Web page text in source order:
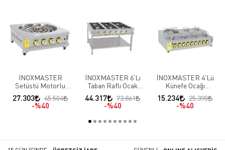
İNOXMASTER
Setüstü Motorlu
Börek Ocağı
27.303
45.504
%40
İNOXMASTER 6'Lı
Taban Raflı Ocak
Gazlı/LPG
44.317
73.861
%40
İNOXMASTER 4'Lü
Künefe Ocağı
70*50*18
15.234
25.390
%40